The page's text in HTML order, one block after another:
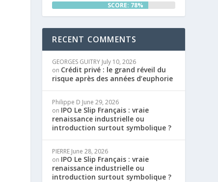
SCORE: 78%
RECENT COMMENTS
GEORGES GUITRY July 10, 2026
on Crédit privé : le grand réveil du
risque après des années d’euphorie
Philippe D June 29, 2026
on IPO Le Slip Français : vraie
renaissance industrielle ou
introduction surtout symbolique ?
PIERRE June 28, 2026
on IPO Le Slip Français : vraie
renaissance industrielle ou
introduction surtout symbolique ?